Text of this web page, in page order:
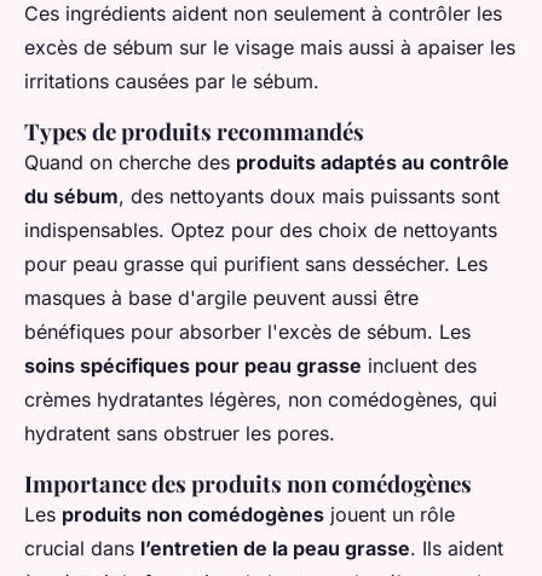
Ces ingrédients aident non seulement à contrôler les
excès de sébum sur le visage mais aussi à apaiser les
irritations causées par le sébum.
Types de produits recommandés
Quand on cherche des produits adaptés au contrôle
du sébum, des nettoyants doux mais puissants sont
indispensables. Optez pour des choix de nettoyants
pour peau grasse qui purifient sans dessécher. Les
masques à base d'argile peuvent aussi être
bénéfiques pour absorber l'excès de sébum. Les
soins spécifiques pour peau grasse incluent des
crèmes hydratantes légères, non comédogènes, qui
hydratent sans obstruer les pores.
Importance des produits non comédogènes
Les produits non comédogènes jouent un rôle
crucial dans l’entretien de la peau grasse. Ils aident